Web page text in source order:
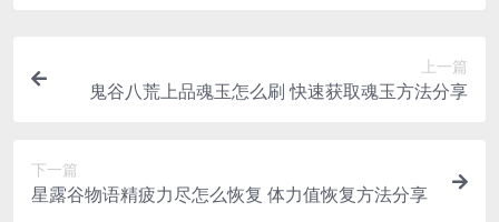
上一篇
鬼谷八荒上品魂玉怎么刷 快速获取魂玉方法分享
下一篇
星露谷物语精疲力尽怎么恢复 体力值恢复方法分享